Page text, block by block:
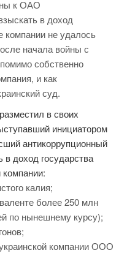
к ОАО
в доход
компании не удалось
начала войны с
собственно
и как
суд.
в своих
инициатором
антикоррупционный
доход государства
калия;
более 250 млн
по нынешнему курсу);
компании ООО